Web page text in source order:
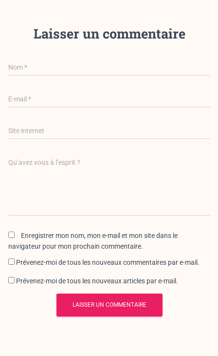
Laisser un commentaire
Nom*
E-mail*
Site internet
Qu’avez vous à l’esprit ?
Enregistrer mon nom, mon e-mail et mon site dans le
navigateur pour mon prochain commentaire.
Prévenez-moi de tous les nouveaux commentaires par e-mail.
Prévenez-moi de tous les nouveaux articles par e-mail.